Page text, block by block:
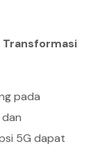
Transformasi
pada
5G dapat